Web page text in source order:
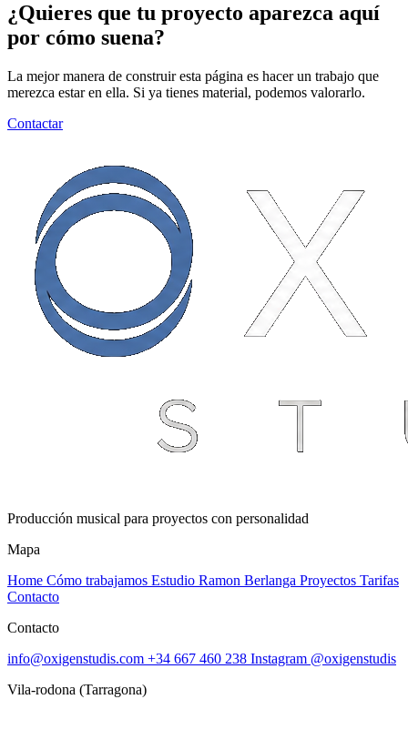
¿Quieres que tu proyecto aparezca aquí
por cómo suena?
La mejor manera de construir esta página es hacer un trabajo que
merezca estar en ella. Si ya tienes material, podemos valorarlo.
Contactar
Producción musical para proyectos con personalidad
Mapa
Home Cómo trabajamos Estudio Ramon Berlanga Proyectos Tarifas
Contacto
Contacto
info@oxigenstudis.com +34 667 460 238 Instagram @oxigenstudis
Vila-rodona (Tarragona)